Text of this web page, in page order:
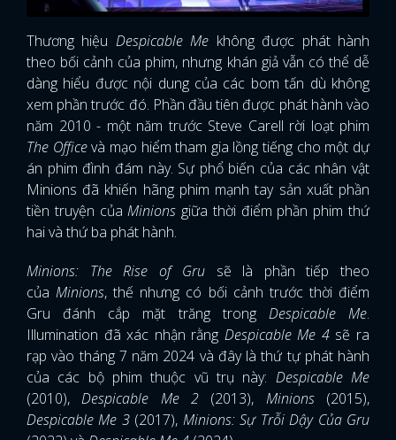
Thương hiệu Despicable Me không được phát hành
theo bối cảnh của phim, nhưng khán giả vẫn có thể dễ
dàng hiểu được nội dung của các bom tấn dù không
xem phần trước đó. Phần đầu tiên được phát hành vào
năm 2010 - một năm trước Steve Carell rời loạt phim
The Officevà mạo hiểm tham gia lồng tiếng cho một dự
án phim đình đám này. Sự phổ biến của các nhân vật
Minions đã khiến hãng phim mạnh tay sản xuất phần
tiền truyện củaMinions giữa thời điểm phần phim thứ
hai và thứ ba phát hành.
Minions: The Rise of Gru sẽ là phần tiếp theo
củaMinions, thế nhưng có bối cảnh trước thời điểm
Gru đánh cắp mặt trăng trong Despicable Me.
Illumination đã xác nhận rằng Despicable Me 4 sẽ ra
rạp vào tháng 7 năm 2024 và đây là thứ tự phát hành
của các bộ phim thuộc vũ trụ này: Despicable Me
(2010),Despicable Me 2 (2013), Minions (2015),
Despicable Me 3 (2017), Minions: Sự Trỗi Dậy Của Gru